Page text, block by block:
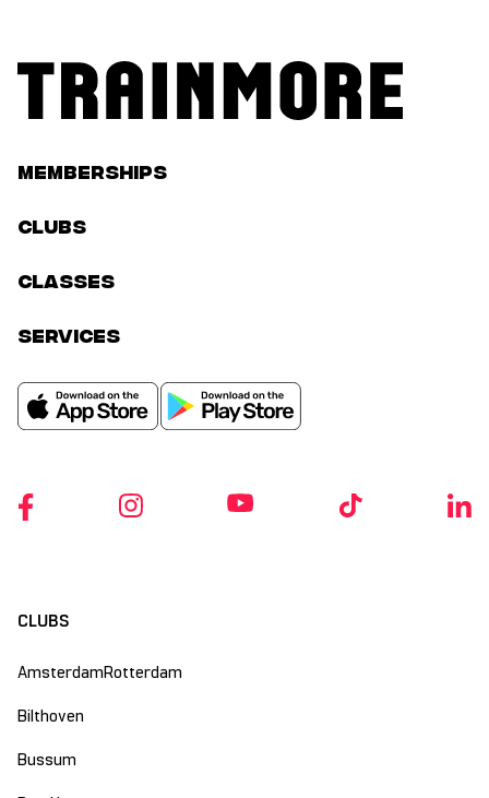
Memberships
Clubs
classes
services
CLUBS
Amsterdam
Bilthoven
Bussum
Rotterdam